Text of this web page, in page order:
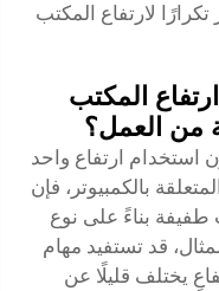
لارتفاع المكتب
المكتب
من العمل؟
ارتفاع واحد
بالكمبيوتر، فإن
طفيفة بناءً على نوع
قد تستفيد مهام
يختلف قليلًا عن